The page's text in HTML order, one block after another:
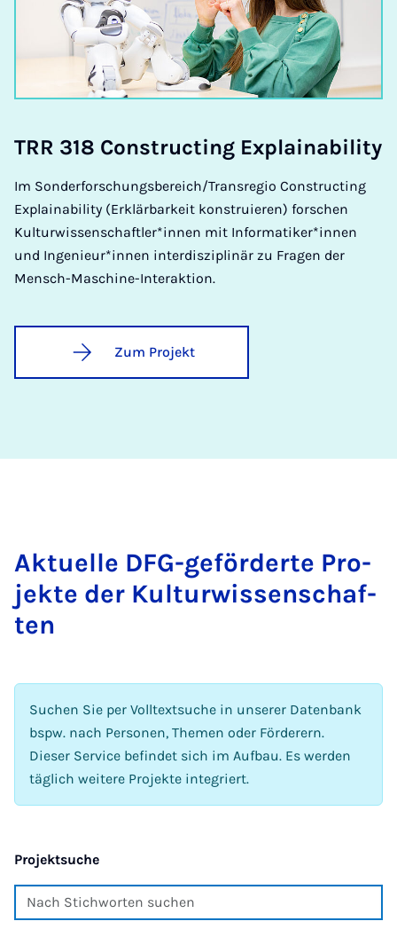
TRR 318 Con­struc­ting Ex­­plaina­­bi­­li­­ty
Im Sonderforschungsbereich/Transregio Constructing
Explainability (Erklärbarkeit konstruieren) forschen
Kulturwissenschaftler*innen mit Informatiker*innen
und Ingenieur*innen interdisziplinär zu Fragen der
Mensch-Maschine-Interaktion.
Zum Projekt
Ak­tu­el­le DFG-ge­för­der­te Pro­
jek­te der Kul­tur­wis­sen­schaf­
ten
Suchen Sie per Volltextsuche in unserer Datenbank
bspw. nach Personen, Themen oder Förderern.
Dieser Service befindet sich im Aufbau. Es werden
täglich weitere Projekte integriert.
Projektsuche